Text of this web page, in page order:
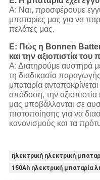
Α: Ναι, προσφέρουμε
μπαταρίες μας για να
πελάτες μας.
Ε: Πώς η Bonnen
και την αξιοπιστία του
Α: Διατηρούμε αυστηρά
τη διαδικασία
μπαταρία
απόδοση, την αξιοπιστία
μας υποβάλλονται σε
πιστοποίησης για να
κανονισμούς και τα
ηλεκτρική ηλεκτρική
150Ah ηλεκτρική μπαταρία